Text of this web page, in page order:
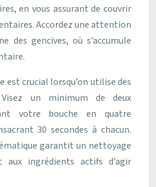
en vous assurant de couvrir
Accordez une attention
des gencives, où s’accumule
est crucial lorsqu’on utilise des
un minimum de deux
votre bouche en quatre
30 secondes à chacun.
garantit un nettoyage
ingrédients actifs d’agir